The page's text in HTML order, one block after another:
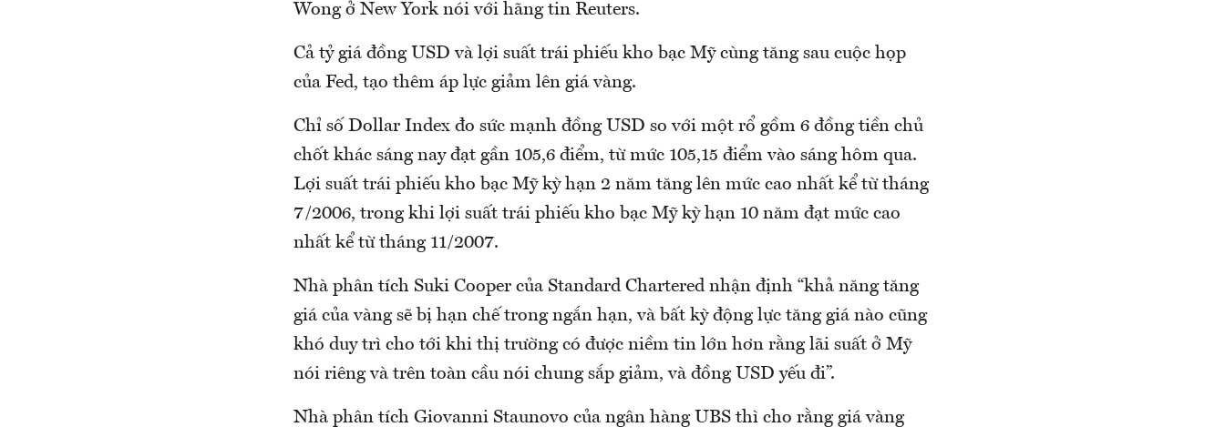
Wong ở New York nói với hãng tin Reuters.
Cả tỷ giá đồng USD và lợi suất trái phiếu kho bạc Mỹ cùng tăng sau cuộc họp
của Fed, tạo thêm áp lực giảm lên giá vàng.
Chỉ số Dollar Index đo sức mạnh đồng USD so với một rổ gồm 6 đồng tiền chủ
chốt khác sáng nay đạt gần 105,6 điểm, từ mức 105,15 điểm vào sáng hôm qua.
Lợi suất trái phiếu kho bạc Mỹ kỳ hạn 2 năm tăng lên mức cao nhất kể từ tháng
7/2006, trong khi lợi suất trái phiếu kho bạc Mỹ kỳ hạn 10 năm đạt mức cao
nhất kể từ tháng 11/2007.
Nhà phân tích Suki Cooper của Standard Chartered nhận định “khả năng tăng
giá của vàng sẽ bị hạn chế trong ngắn hạn, và bất kỳ động lực tăng giá nào cũng
khó duy trì cho tới khi thị trường có được niềm tin lớn hơn rằng lãi suất ở Mỹ
nói riêng và trên toàn cầu nói chung sắp giảm, và đồng USD yếu đi”.
Nhà phân tích Giovanni Staunovo của ngân hàng UBS thì cho rằng giá vàng